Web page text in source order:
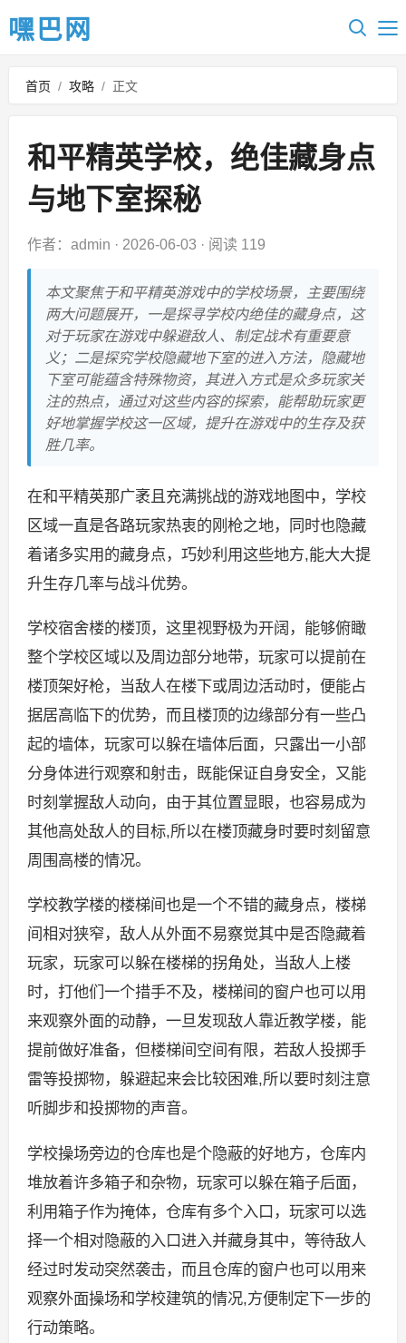
嘿巴网
首页 / 攻略 / 正文
和平精英学校，绝佳藏身点
与地下室探秘
作者：admin · 2026-06-03 · 阅读 119
本文聚焦于和平精英游戏中的学校场景，主要围绕
两大问题展开，一是探寻学校内绝佳的藏身点，这
对于玩家在游戏中躲避敌人、制定战术有重要意
义；二是探究学校隐藏地下室的进入方法，隐藏地
下室可能蕴含特殊物资，其进入方式是众多玩家关
注的热点，通过对这些内容的探索，能帮助玩家更
好地掌握学校这一区域，提升在游戏中的生存及获
胜几率。
在和平精英那广袤且充满挑战的游戏地图中，学校
区域一直是各路玩家热衷的刚枪之地，同时也隐藏
着诸多实用的藏身点，巧妙利用这些地方,能大大提
升生存几率与战斗优势。
学校宿舍楼的楼顶，这里视野极为开阔，能够俯瞰
整个学校区域以及周边部分地带，玩家可以提前在
楼顶架好枪，当敌人在楼下或周边活动时，便能占
据居高临下的优势，而且楼顶的边缘部分有一些凸
起的墙体，玩家可以躲在墙体后面，只露出一小部
分身体进行观察和射击，既能保证自身安全，又能
时刻掌握敌人动向，由于其位置显眼，也容易成为
其他高处敌人的目标,所以在楼顶藏身时要时刻留意
周围高楼的情况。
学校教学楼的楼梯间也是一个不错的藏身点，楼梯
间相对狭窄，敌人从外面不易察觉其中是否隐藏着
玩家，玩家可以躲在楼梯的拐角处，当敌人上楼
时，打他们一个措手不及，楼梯间的窗户也可以用
来观察外面的动静，一旦发现敌人靠近教学楼，能
提前做好准备，但楼梯间空间有限，若敌人投掷手
雷等投掷物，躲避起来会比较困难,所以要时刻注意
听脚步和投掷物的声音。
学校操场旁边的仓库也是个隐蔽的好地方，仓库内
堆放着许多箱子和杂物，玩家可以躲在箱子后面，
利用箱子作为掩体，仓库有多个入口，玩家可以选
择一个相对隐蔽的入口进入并藏身其中，等待敌人
经过时发动突然袭击，而且仓库的窗户也可以用来
观察外面操场和学校建筑的情况,方便制定下一步的
行动策略。